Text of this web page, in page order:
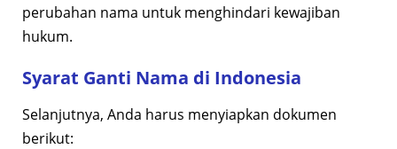
perubahan nama untuk menghindari kewajiban
hukum.
Syarat Ganti Nama di Indonesia
Selanjutnya, Anda harus menyiapkan dokumen
berikut: